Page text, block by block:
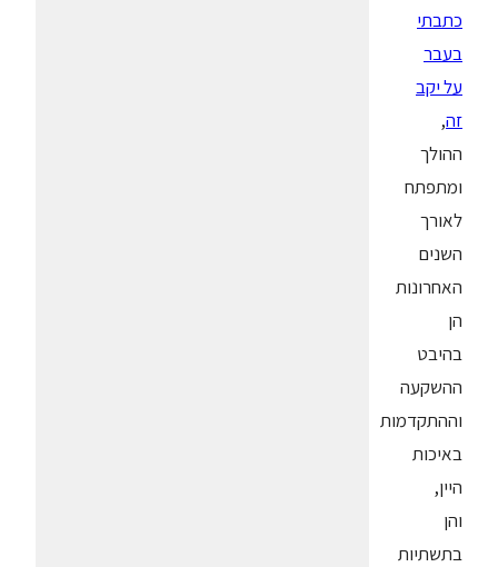
כתבתי
בעבר
על יקב
זה,
ההולך
ומתפתח
לאורך
השנים
האחרונות
הן
בהיבט
ההשקעה
וההתקדמות
באיכות
היין,
והן
בתשתיות